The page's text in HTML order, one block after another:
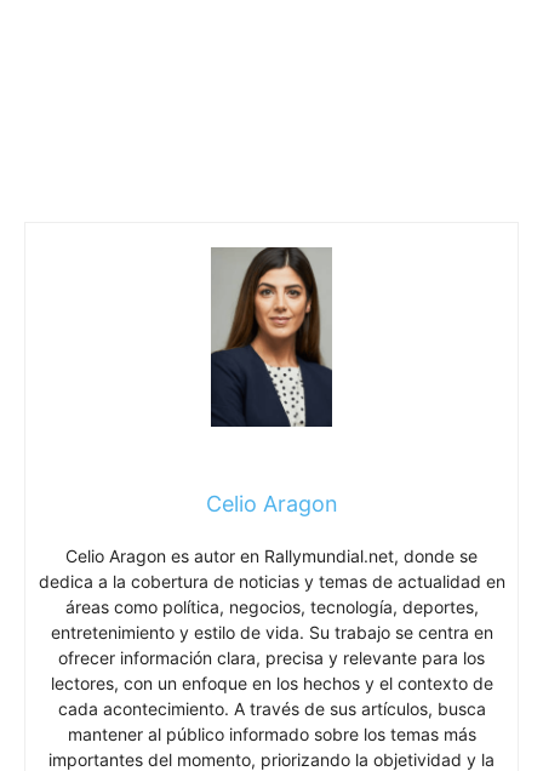
Celio Aragon
Celio Aragon es autor en Rallymundial.net, donde se
dedica a la cobertura de noticias y temas de actualidad en
áreas como política, negocios, tecnología, deportes,
entretenimiento y estilo de vida. Su trabajo se centra en
ofrecer información clara, precisa y relevante para los
lectores, con un enfoque en los hechos y el contexto de
cada acontecimiento. A través de sus artículos, busca
mantener al público informado sobre los temas más
importantes del momento, priorizando la objetividad y la